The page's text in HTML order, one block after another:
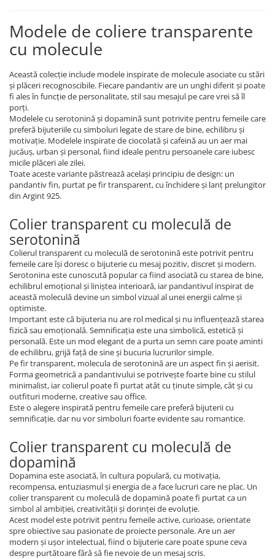
Coliere cu mărgele colorate și
Argint
Coliere cu pietre semiprețioase
Modele de coliere transparente
cu molecule
Această colecție include modele inspirate de molecule asociate cu stări
și plăceri recognoscibile. Fiecare pandantiv are un unghi diferit și poate
fi ales în funcție de personalitate, stil sau mesajul pe care vrei să îl
porți.
Modelele cu serotonină și dopamină sunt potrivite pentru femeile care
preferă bijuteriile cu simboluri legate de stare de bine, echilibru și
motivație. Modelele inspirate de ciocolată și cafeină au un aer mai
jucăuș, urban și personal, fiind ideale pentru persoanele care iubesc
micile plăceri ale zilei.
Toate aceste variante păstrează același principiu de design: un
pandantiv fin, purtat pe fir transparent, cu închidere și lanț prelungitor
din Argint 925.
Colier transparent cu moleculă de
serotonină
Colierul transparent cu moleculă de serotonină este potrivit pentru
femeile care își doresc o bijuterie cu mesaj pozitiv, discret și modern.
Serotonina este cunoscută popular ca fiind asociată cu starea de bine,
echilibrul emoțional și liniștea interioară, iar pandantivul inspirat de
această moleculă devine un simbol vizual al unei energii calme și
optimiste.
Important este că bijuteria nu are rol medical și nu influențează starea
fizică sau emoțională. Semnificația este una simbolică, estetică și
personală. Este un mod elegant de a purta un semn care poate aminti
de echilibru, grijă față de sine și bucuria lucrurilor simple.
Pe fir transparent, molecula de serotonină are un aspect fin și aerisit.
Forma geometrică a pandantivului se potrivește foarte bine cu stilul
minimalist, iar colierul poate fi purtat atât cu ținute simple, cât și cu
outfituri moderne, creative sau office.
Este o alegere inspirată pentru femeile care preferă bijuterii cu
semnificație, dar nu vor simboluri foarte evidente sau romantice.
Colier transparent cu moleculă de
dopamină
Dopamina este asociată, în cultura populară, cu motivația,
recompensa, entuziasmul și energia de a face lucruri care ne plac. Un
colier transparent cu moleculă de dopamină poate fi purtat ca un
simbol al ambiției, creativității și dorinței de evoluție.
Acest model este potrivit pentru femeile active, curioase, orientate
spre obiective sau pasionate de proiecte personale. Are un aer
modern și ușor intelectual, fiind o bijuterie care poate spune ceva
despre purtătoare fără să fie nevoie de un mesaj scris.